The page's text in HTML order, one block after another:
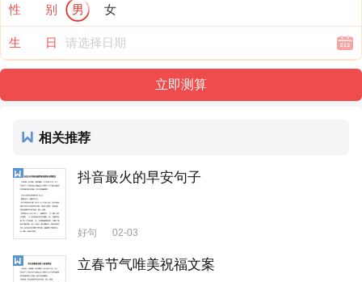
性 别 男 女
生 日
相关推荐
抖音最火的早安句子
好句 02-03
立春节气唯美祝福文案